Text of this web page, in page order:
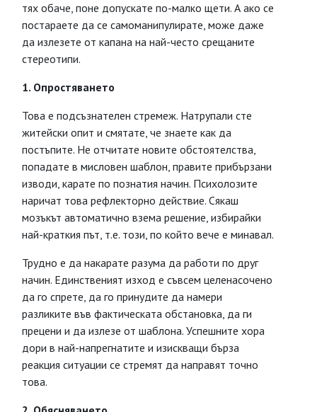
тях обаче, поне допускате по-малко щети. А ако се
постараете да се самоманипулирате, може даже
да излезете от капана на най-често срещаните
стереотипи.
1. Опростяването
Това е подсъзнателен стремеж. Натрупали сте
житейски опит и смятате, че знаете как да
постъпите. Не отчитате новите обстоятелства,
попадате в мисловен шаблон, правите прибързани
изводи, карате по познатия начин. Психолозите
наричат това рефлекторно действие. Сякаш
мозъкът автоматично взема решение, избирайки
най-краткия път, т.е. този, по който вече е минавал.
Трудно е да накарате разума да работи по друг
начин. Единственият изход е съвсем целенасочено
да го спрете, да го принудите да намери
разликите във фактическата обстановка, да ги
прецени и да излезе от шаблона. Успешните хора
дори в най-напрегнатите и изискващи бърза
реакция ситуации се стремят да направят точно
това.